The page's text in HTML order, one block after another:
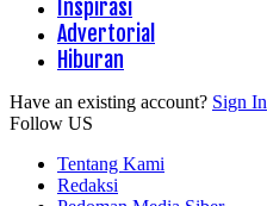
Inspirasi
Advertorial
Hiburan
Have an existing account? Sign In
Follow US
Tentang Kami
Redaksi